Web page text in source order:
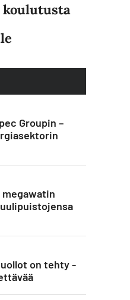
Groupin –
megawatin
on tehty -